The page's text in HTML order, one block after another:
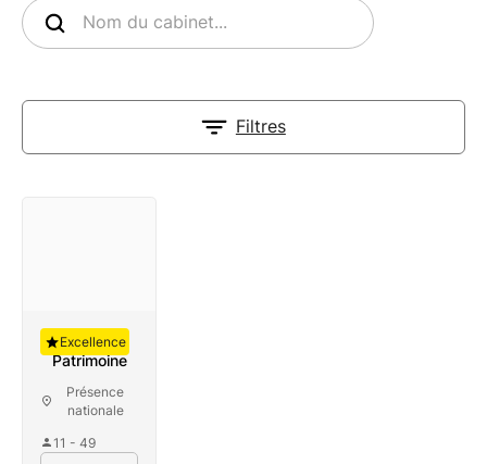
Filtres
Auguste
Patrimoine
Présence
nationale
11 - 49
Excellence